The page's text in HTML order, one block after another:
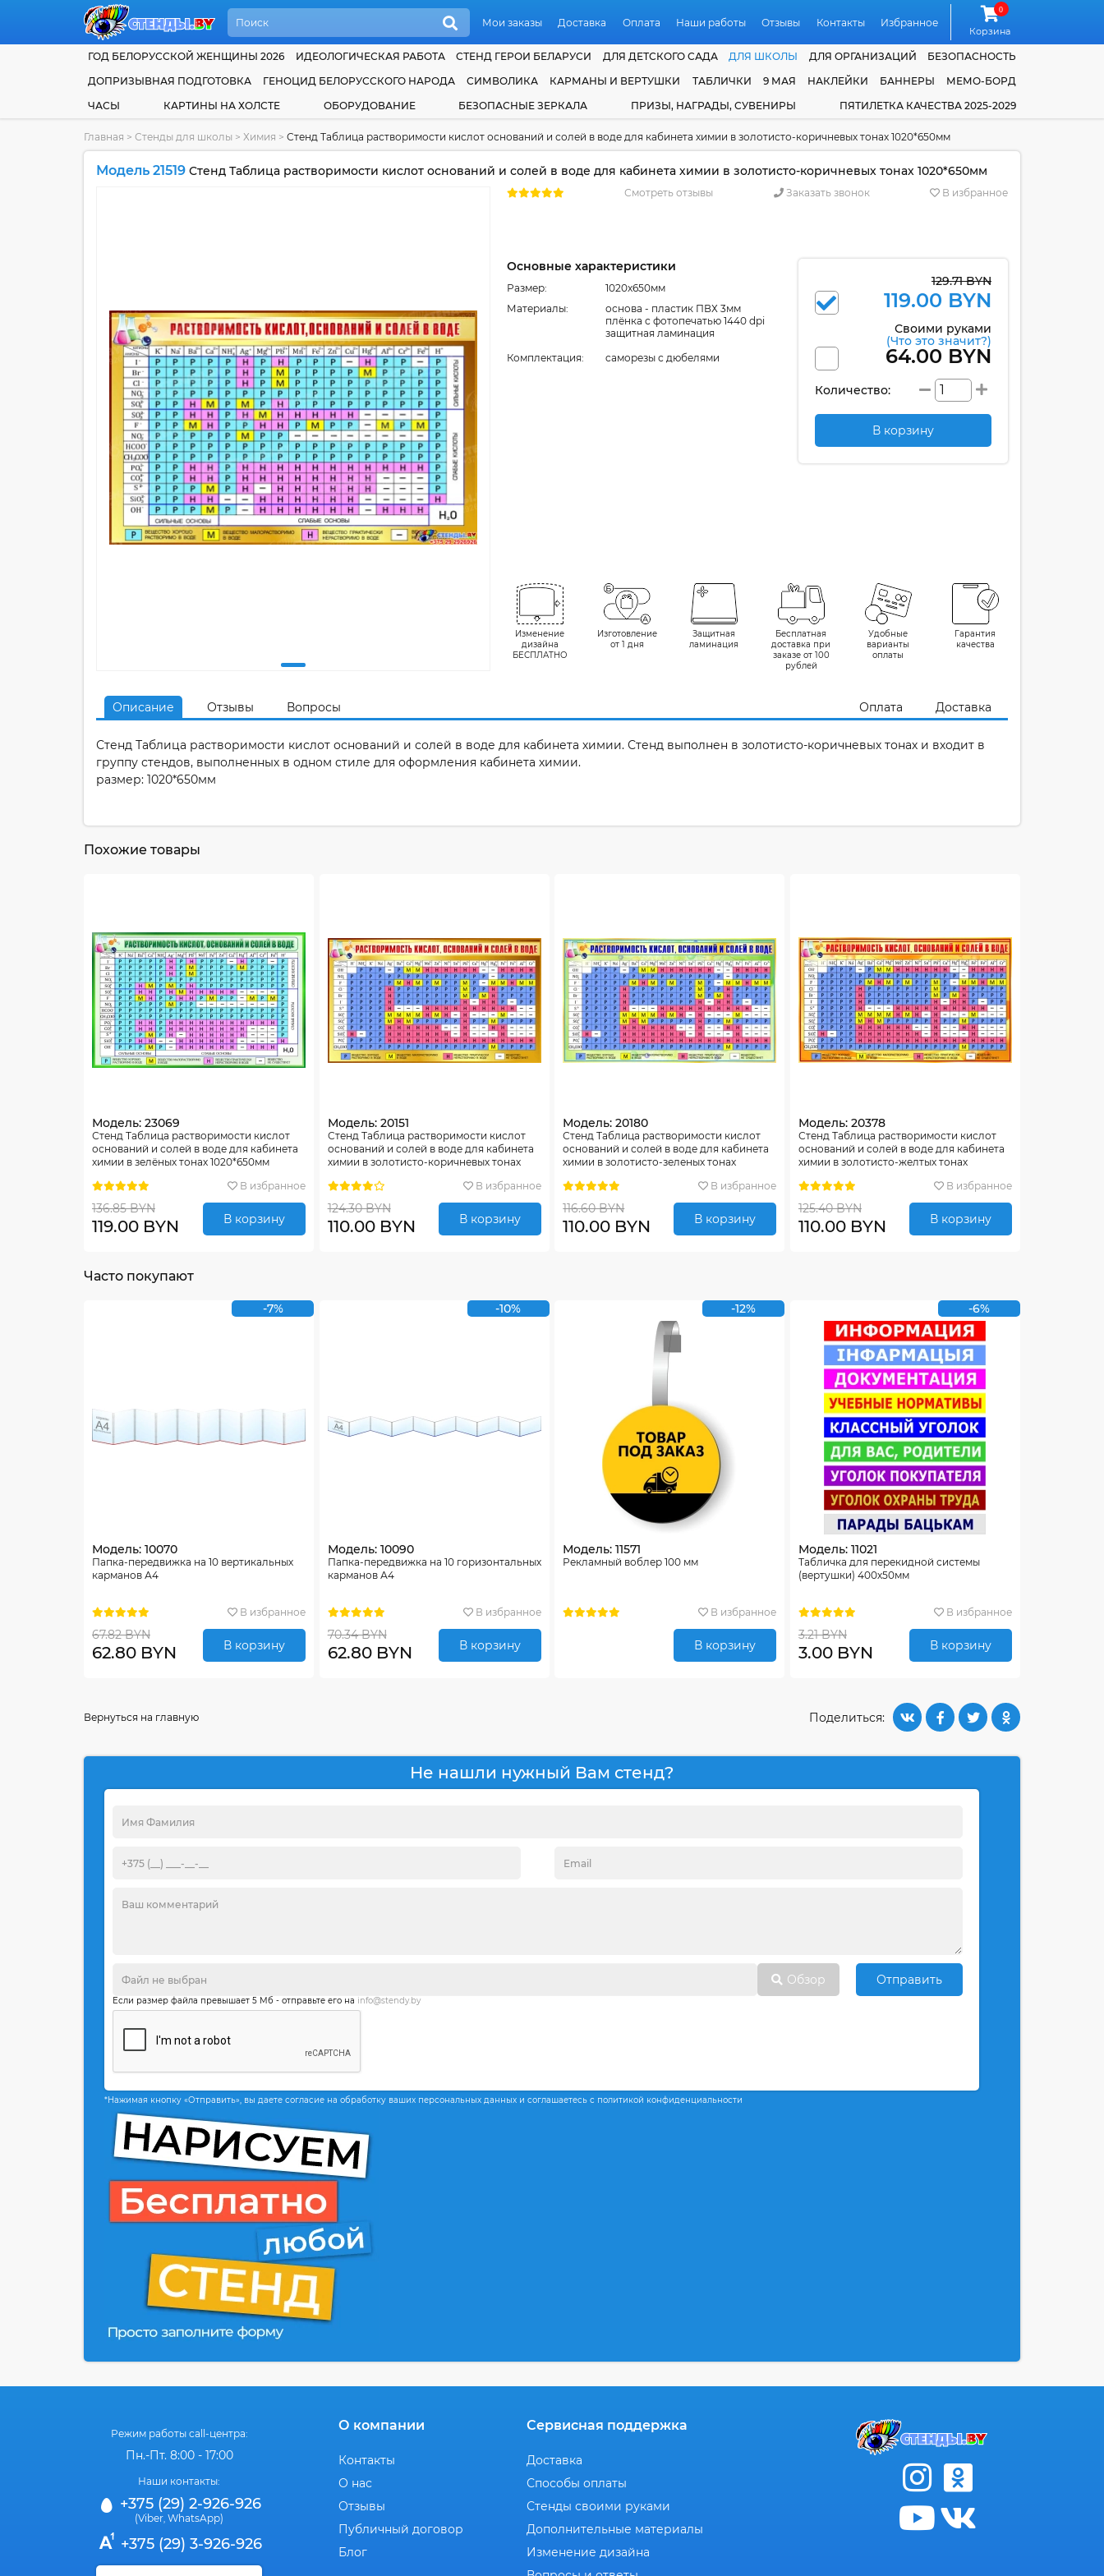
Мои заказы Доставка Оплата Наши работы Отзывы Контакты Избранное
0
Корзина
ГОД БЕЛОРУССКОЙ ЖЕНЩИНЫ 2026 ИДЕОЛОГИЧЕСКАЯ РАБОТА СТЕНД ГЕРОИ БЕЛАРУСИ ДЛЯ ДЕТСКОГО САДА ДЛЯ ШКОЛЫ ДЛЯ ОРГАНИЗАЦИЙ
БЕЗОПАСНОСТЬ
ДОПРИЗЫВНАЯ ПОДГОТОВКА
ГЕНОЦИД БЕЛОРУССКОГО НАРОДА СИМВОЛИКА КАРМАНЫ И ВЕРТУШКИ ТАБЛИЧКИ 9 МАЯ НАКЛЕЙКИ БАННЕРЫ
МЕМО-БОРД
ЧАСЫ
КАРТИНЫ НА ХОЛСТЕ ОБОРУДОВАНИЕ БЕЗОПАСНЫЕ ЗЕРКАЛА ПРИЗЫ, НАГРАДЫ, СУВЕНИРЫ ПЯТИЛЕТКА КАЧЕСТВА 2025-2029
Главная > Стенды для школы > Химия > Стенд Таблица растворимости кислот оснований и солей в воде для кабинета химии в золотисто-коричневых тонах 1020*650мм
Модель 21519 Стенд Таблица растворимости кислот оснований и солей в воде для кабинета химии в золотисто-коричневых тонах 1020*650мм
Смотреть отзывы Заказать звонок В избранное
Основные характеристики
Размер:
1020x650мм
Материалы:
основа - пластик ПВХ 3мм
плёнка с фотопечатью 1440 dpi
защитная ламинация
Комплектация:
cаморезы с дюбелями
129.71 BYN
119.00 BYN
Своими руками
(Что это значит?)
64.00 BYN
Количество:
В корзину
Изменение
дизайна
БЕСПЛАТНО
Изготовление
от 1 дня
Защитная
ламинация
Бесплатная
доставка при
заказе от 100
рублей
Удобные
варианты
оплаты
Гарантия
качества
Описание Отзывы Вопросы Оплата Доставка
Стенд Таблица растворимости кислот оснований и солей в воде для кабинета химии. Стенд выполнен в золотисто-коричневых тонах и входит в
группу стендов, выполненных в одном стиле для оформления кабинета химии.
размер: 1020*650мм
Похожие товары
Модель: 23069
Стенд Таблица растворимости кислот
оснований и солей в воде для кабинета
химии в зелёных тонах 1020*650мм
В избранное
136.85 BYN
119.00 BYN В корзину
Модель: 20151
Стенд Таблица растворимости кислот
оснований и солей в воде для кабинета
химии в золотисто-коричневых тонах
В избранное
124.30 BYN
110.00 BYN В корзину
Модель: 20180
Стенд Таблица растворимости кислот
оснований и солей в воде для кабинета
химии в золотисто-зеленых тонах
В избранное
116.60 BYN
110.00 BYN В корзину
Модель: 20378
Стенд Таблица растворимости кислот
оснований и солей в воде для кабинета
химии в золотисто-желтых тонах
В избранное
125.40 BYN
110.00 BYN В корзину
Часто покупают
-7%
Модель: 10070
Папка-передвижка на 10 вертикальных
карманов А4
В избранное
67.82 BYN
62.80 BYN В корзину
-10%
Модель: 10090
Папка-передвижка на 10 горизонтальных
карманов А4
В избранное
70.34 BYN
62.80 BYN В корзину
-12%
Модель: 11571
Рекламный воблер 100 мм
В избранное
В корзину
-6%
Модель: 11021
Табличка для перекидной системы
(вертушки) 400х50мм
В избранное
3.21 BYN
3.00 BYN В корзину
Поделиться:
Вернуться на главную
Не нашли нужный Вам стенд?
Обзор Отправить
Если размер файла превышает 5 Мб - отправьте его на info@stendy.by
*Нажимая кнопку «Отправить», вы даете согласие на обработку ваших персональных данных и соглашаетесь с политикой конфиденциальности
Режим работы call-центра:
Пн.-Пт. 8:00 - 17:00
Наши контакты:
+375 (29) 2-926-926
(Viber, WhatsApp)
+375 (29) 3-926-926
О компании
Контакты
О нас
Отзывы
Публичный договор
Блог
Сервисная поддержка
Доставка
Способы оплаты
Стенды своими руками
Дополнительные материалы
Изменение дизайна